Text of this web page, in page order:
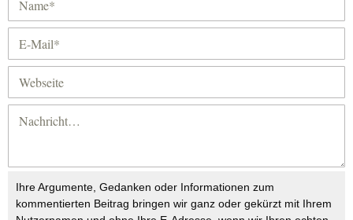
Ihre Argumente, Gedanken oder Informationen zum
kommentierten Beitrag bringen wir ganz oder gekürzt mit Ihrem